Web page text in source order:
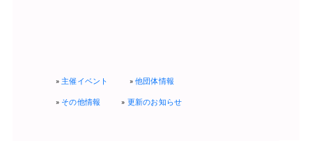
主催イベント 他団体情報
その他情報 更新のお知らせ